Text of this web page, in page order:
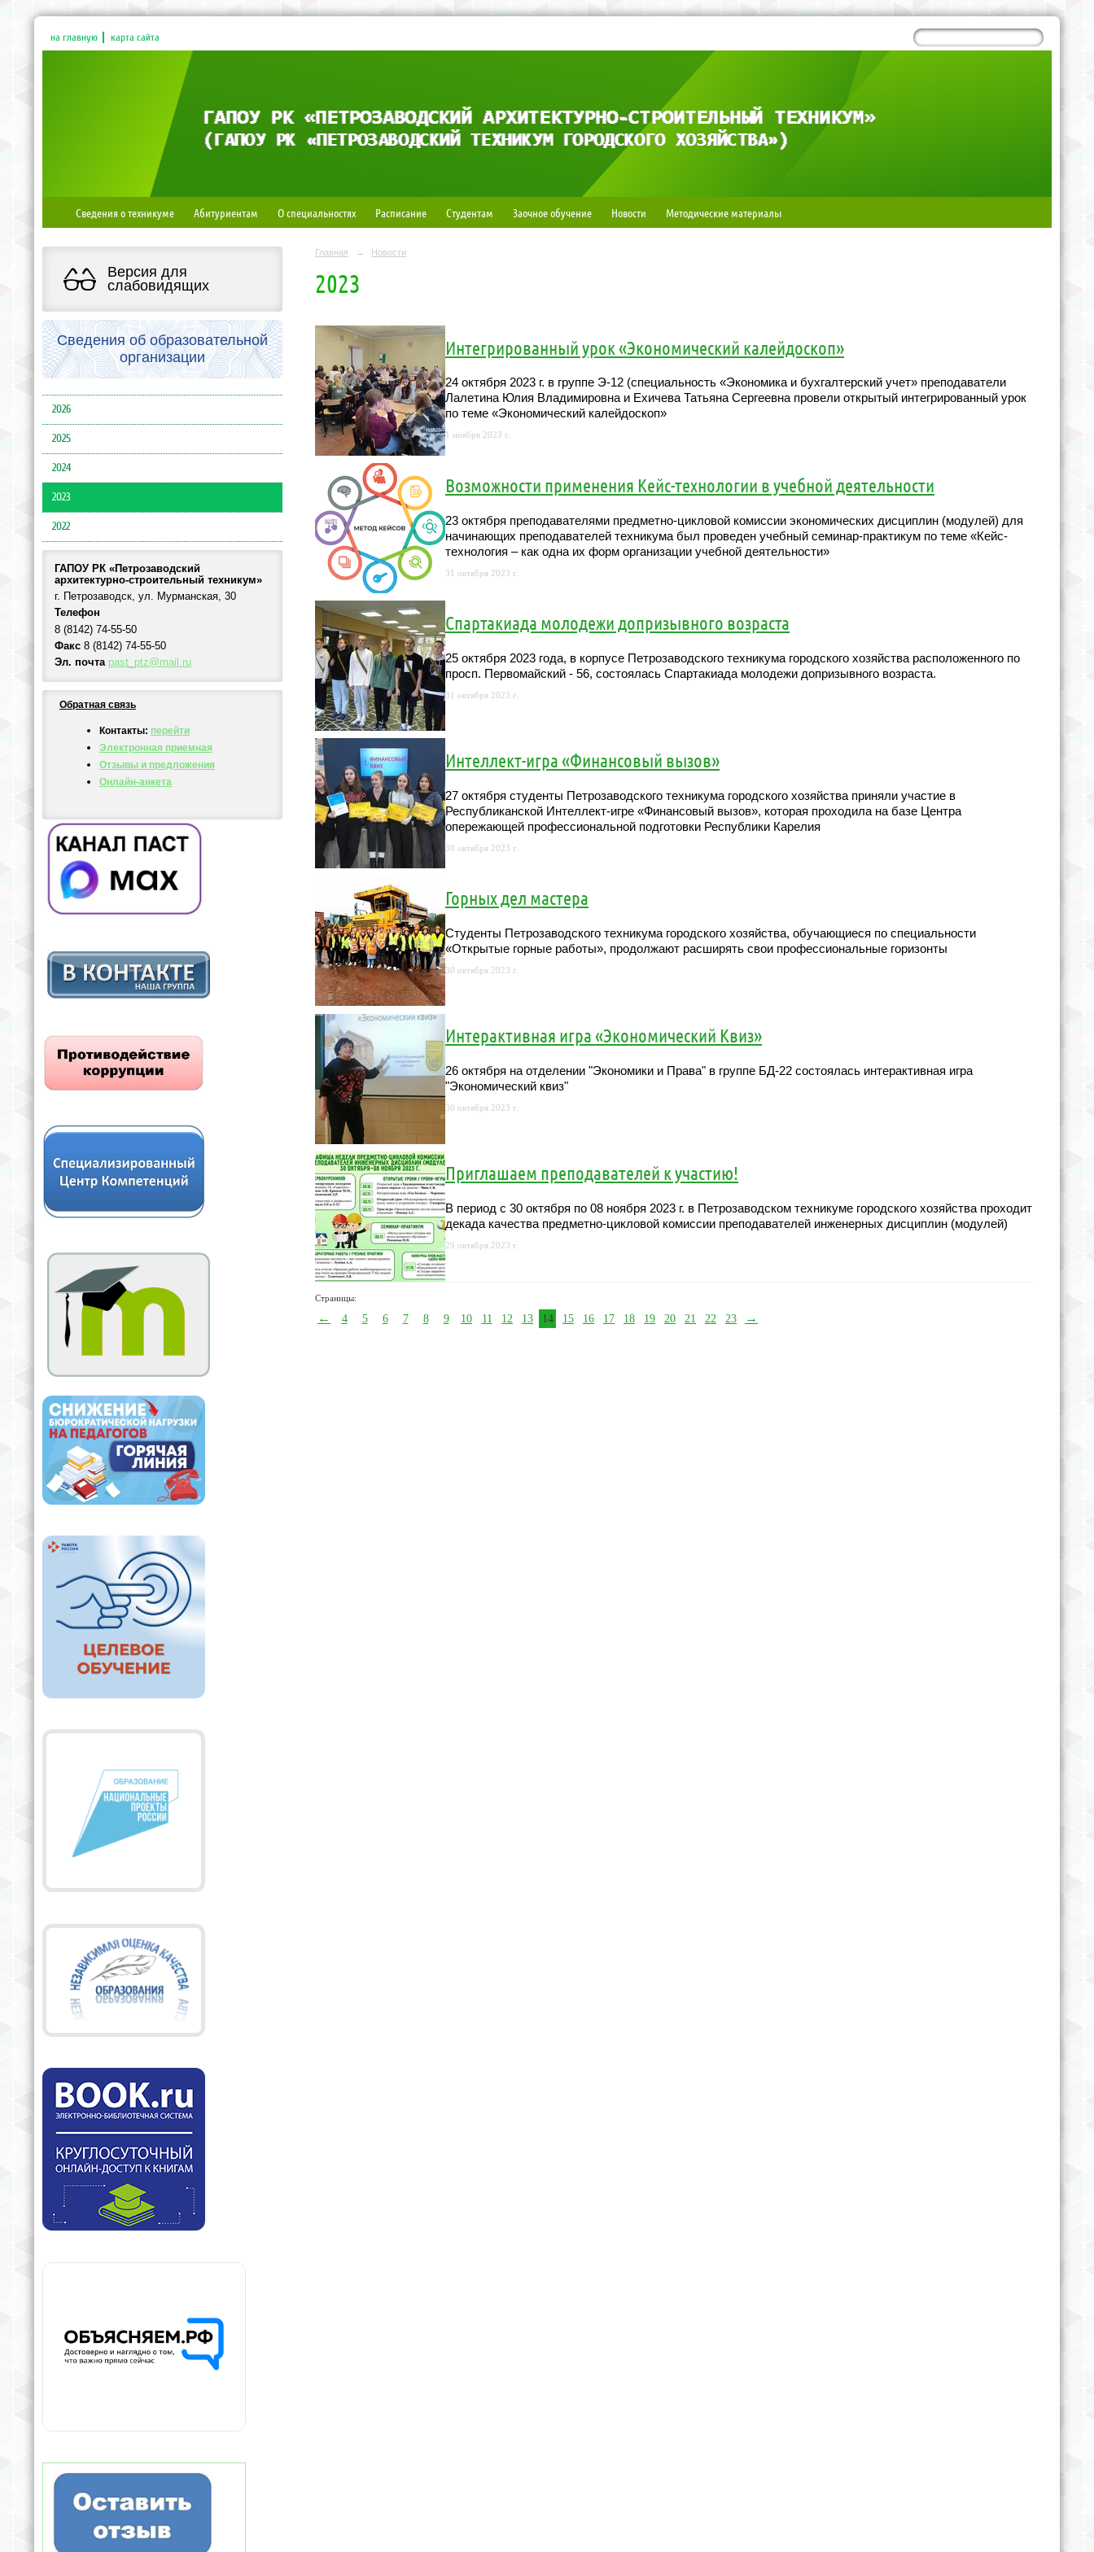
на главную карта сайта
Сведения о техникуме Абитуриентам О специальностях Расписание Студентам Заочное обучение Новости Методические материалы
Версия для
слабовидящих
Сведения об образовательной
организации
2026
2025
2024
2023
2022
ГАПОУ РК «Петрозаводский
архитектурно-строительный техникум»
г. Петрозаводск, ул. Мурманская, 30
Телефон
8 (8142) 74-55-50
Факс 8 (8142) 74-55-50
Эл. почта past_ptz@mail.ru
Обратная связь
Контакты: перейти
Электронная приемная
Отзывы и предложения
Онлайн-анкета
Главная → Новости
2023
Интегрированный урок «Экономический калейдоскоп»
24 октября 2023 г. в группе Э-12 (специальность «Экономика и бухгалтерский учет» преподаватели
Лалетина Юлия Владимировна и Ехичева Татьяна Сергеевна провели открытый интегрированный урок
по теме «Экономический калейдоскоп»
1 ноября 2023 г.
Возможности применения Кейс-технологии в учебной деятельности
23 октября преподавателями предметно-цикловой комиссии экономических дисциплин (модулей) для
начинающих преподавателей техникума был проведен учебный семинар-практикум по теме «Кейс-
технология – как одна их форм организации учебной деятельности»
31 октября 2023 г.
Спартакиада молодежи допризывного возраста
25 октября 2023 года, в корпусе Петрозаводского техникума городского хозяйства расположенного по
просп. Первомайский - 56, состоялась Спартакиада молодежи допризывного возраста.
31 октября 2023 г.
Интеллект-игра «Финансовый вызов»
27 октября студенты Петрозаводского техникума городского хозяйства приняли участие в
Республиканской Интеллект-игре «Финансовый вызов», которая проходила на базе Центра
опережающей профессиональной подготовки Республики Карелия
30 октября 2023 г.
Горных дел мастера
Студенты Петрозаводского техникума городского хозяйства, обучающиеся по специальности
«Открытые горные работы», продолжают расширять свои профессиональные горизонты
30 октября 2023 г.
Интерактивная игра «Экономический Квиз»
26 октября на отделении "Экономики и Права" в группе БД-22 состоялась интерактивная игра
"Экономический квиз"
30 октября 2023 г.
Приглашаем преподавателей к участию!
В период с 30 октября по 08 ноября 2023 г. в Петрозаводском техникуме городского хозяйства проходит
декада качества предметно-цикловой комиссии преподавателей инженерных дисциплин (модулей)
29 октября 2023 г.
Страницы:
← 4 5 6 7 8 9 10 11 12 13 14 15 16 17 18 19 20 21 22 23 →